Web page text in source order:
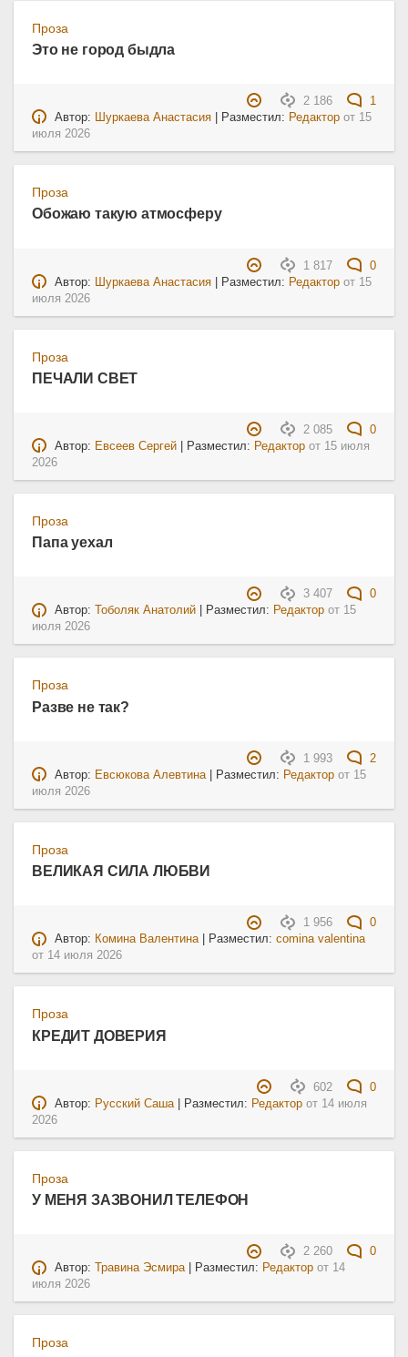
Проза
Это не город быдла
2 186
1
Автор: Шуркаева Анастасия | Разместил: Редактор от 15
июля 2026
Проза
Обожаю такую атмосферу
1 817
0
Автор:
Шуркаева Анастасия | Разместил: Редактор от 15
июля 2026
Проза
ПЕЧАЛИ СВЕТ
2 085
0
Автор: Евсеев Сергей | Разместил: Редактор от 15 июля
2026
Проза
Папа уехал
3 407
0
Автор:
Тоболяк Анатолий | Разместил: Редактор от 15
июля 2026
Проза
Разве не так?
1 993
2
Автор: Евсюкова Алевтина| Разместил: Редактор от 15
июля 2026
Проза
ВЕЛИКАЯ СИЛА ЛЮБВИ
1 956
0
Автор: Комина Валентина| Разместил:comina valentina
от 14 июля 2026
Проза
КРЕДИТ ДОВЕРИЯ
602
0
Автор: Русский Саша | Разместил: Редактор от 14 июля
2026
Проза
У МЕНЯ ЗАЗВОНИЛ ТЕЛЕФОН
2 260
0
Автор:
Травина Эсмира| Разместил: Редактор от 14
июля 2026
Проза